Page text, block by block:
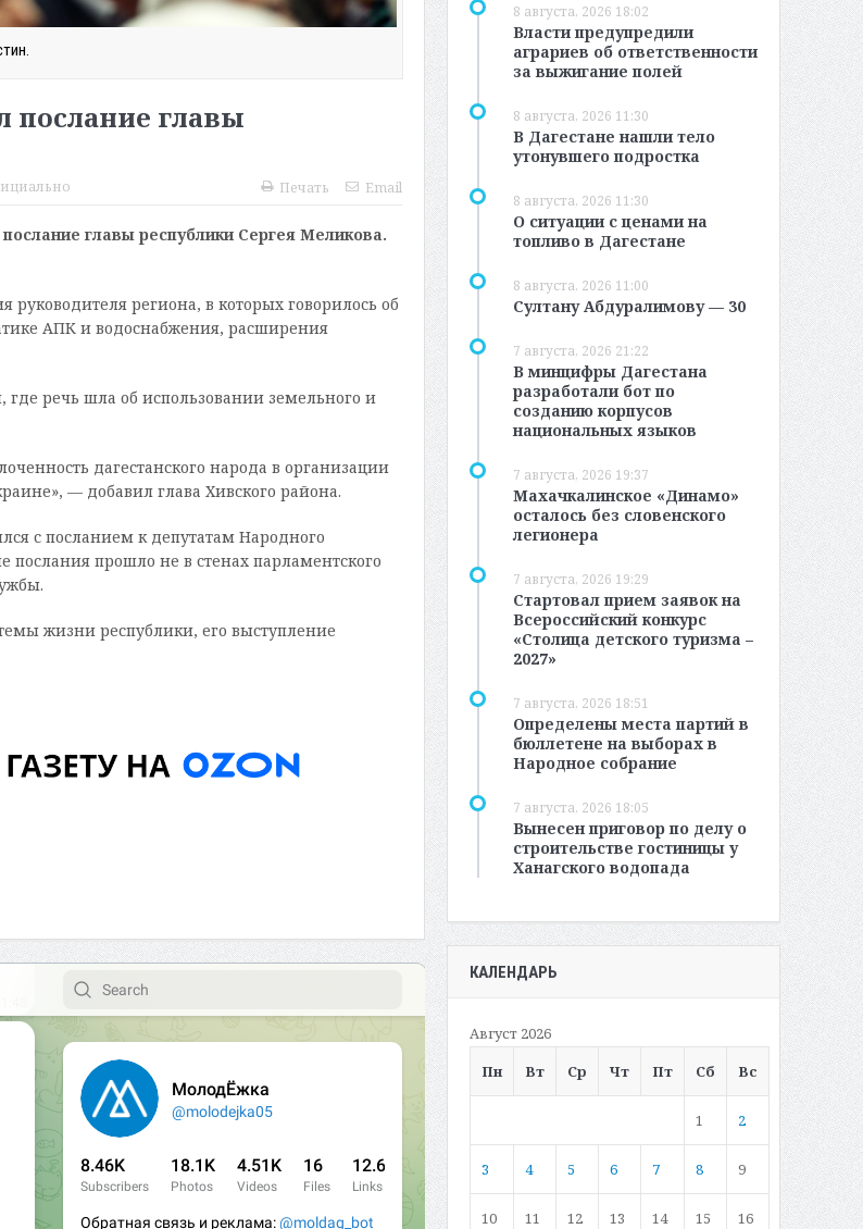
послание главы
Печать Email
главы республики Сергея Меликова.
региона, в которых говорилось об
АПК и водоснабжения, расширения
речь шла об использовании земельного и
дагестанского народа в организации
— добавил глава Хивского района.
с посланием к депутатам Народного
прошло не в стенах парламентского
жизни республики, его выступление
8 августа, 2026 18:02
Власти предупредили
аграриев об ответственности
за выжигание полей
8 августа, 2026 11:30
В Дагестане нашли тело
утонувшего подростка
8 августа, 2026 11:30
О ситуации с ценами на
топливо в Дагестане
8 августа, 2026 11:00
Султану Абдуралимову — 30
7 августа, 2026 21:22
В минцифры Дагестана
разработали бот по
созданию корпусов
национальных языков
7 августа, 2026 19:37
Махачкалинское «Динамо»
осталось без словенского
легионера
7 августа, 2026 19:29
Стартовал прием заявок на
Всероссийский конкурс
«Столица детского туризма –
2027»
7 августа, 2026 18:51
Определены места партий в
бюллетене на выборах в
Народное собрание
7 августа, 2026 18:05
Вынесен приговор по делу о
строительстве гостиницы у
Ханагского водопада
КАЛЕНДАРЬ
Август 2026
Пн
Вт Ср Чт Пт Сб Вс
1 2
3 4 5 6 7 8 9
10 11 12 13 14 15 16